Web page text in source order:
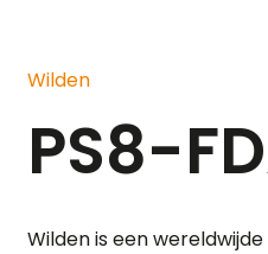
Wilden
PS8-
Wilden is een